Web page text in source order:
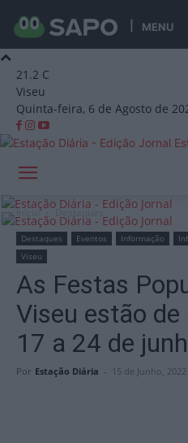
MENU
21.2 C
Viseu
Quinta-feira, 6 de Agosto de
Início Destaques
Destaques Eventos Informação
Viseu
As Festas
Viseu estão de
17 a 24 de
Por Estação Diária - 15 de Junho, 2022